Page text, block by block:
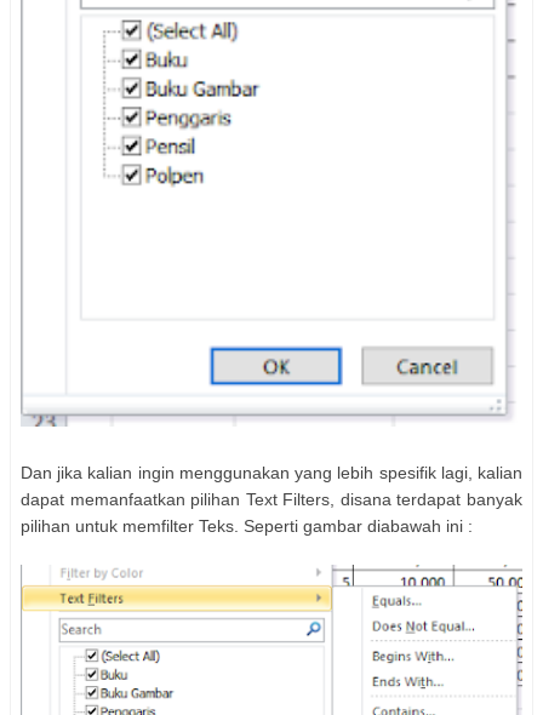
Dan jika kalian ingin menggunakan yang lebih spesifik lagi, kalian
dapat memanfaatkan pilihan Text Filters, disana terdapat banyak
pilihan untuk memfilter Teks. Seperti gambar diabawah ini :